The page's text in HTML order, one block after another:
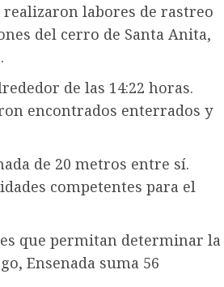
realizaron labores de rastreo
del cerro de Santa Anita,
de las 14:22 horas.
encontrados enterrados y
de 20 metros entre sí.
competentes para el
que permitan determinar la
Ensenada suma 56